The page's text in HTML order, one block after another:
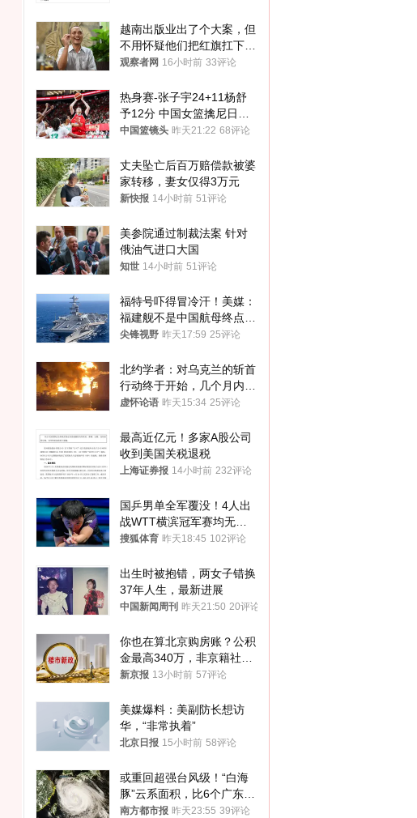
越南出版业出了个大案，但
不用怀疑他们把红旗扛下去
的决心
观察者网 16小时前 33评论
热身赛-张子宇24+11杨舒
予12分 中国女篮擒尼日利
亚
中国篮镜头 昨天21:22 68评论
丈夫坠亡后百万赔偿款被婆
家转移，妻女仅得3万元
新快报 14小时前 51评论
美参院通过制裁法案 针对
俄油气进口大国
知世 14小时前 51评论
福特号吓得冒冷汗！美媒：
福建舰不是中国航母终点，
而是新起点！
尖锋视野 昨天17:59 25评论
北约学者：对乌克兰的斩首
行动终于开始，几个月内乌
将投降
虚怀论语 昨天15:34 25评论
最高近亿元！多家A股公司
收到美国关税退税
上海证券报 14小时前 232评论
国乒男单全军覆没！4人出
战WTT横滨冠军赛均无缘
八强
搜狐体育 昨天18:45 102评论
出生时被抱错，两女子错换
37年人生，最新进展
中国新闻周刊 昨天21:50 20评论
你也在算北京购房账？公积
金最高340万，非京籍社保
1年
新京报 13小时前 57评论
美媒爆料：美副防长想访
华，“非常执着”
北京日报 15小时前 58评论
或重回超强台风级！“白海
豚”云系面积，比6个广东还
大！深圳官方：注意这件事
南方都市报 昨天23:55 39评论